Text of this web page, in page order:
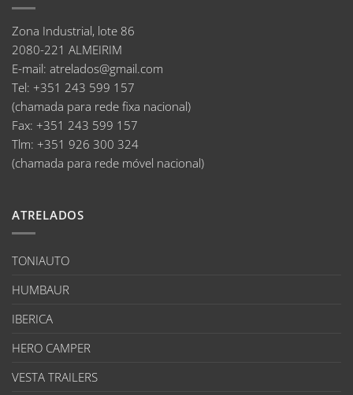
Zona Industrial, lote 86
2080-221 ALMEIRIM
E-mail: atrelados@gmail.com
Tel: +351 243 599 157
(chamada para rede fixa nacional)
Fax: +351 243 599 157
Tlm: +351 926 300 324
(chamada para rede móvel nacional)
ATRELADOS
TONIAUTO
HUMBAUR
IBERICA
HERO CAMPER
VESTA TRAILERS